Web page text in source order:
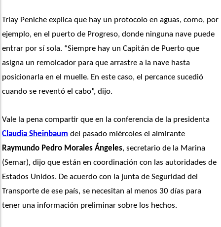
Triay Peniche explica que hay un protocolo en aguas, como, por
ejemplo, en el puerto de Progreso, donde ninguna nave puede
entrar por sí sola. “Siempre hay un Capitán de Puerto que
asigna un remolcador para que arrastre a la nave hasta
posicionarla en el muelle. En este caso, el percance sucedió
cuando se reventó el cabo”, dijo.
Claudia Sheinbaum del pasado miércoles el almirante
Raymundo Pedro Morales Ángeles, secretario de la Marina
(Semar), dijo que están en coordinación con las autoridades de
Estados Unidos. De acuerdo con la junta de Seguridad del
Transporte de ese país, se necesitan al menos 30 días para
tener una información preliminar sobre los hechos.